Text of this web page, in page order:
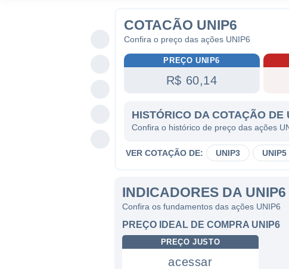
COTACÃO UNIP6
Confira o preço das ações UNIP6
PREÇO UNIP6
R$ 60,14
HISTÓRICO DA COTAÇÃO DE
Confira o histórico de preço das ações
VER COTAÇÃO DE: UNIP3 UNIP5
INDICADORES DA UNIP6
Confira os fundamentos das ações UNIP6
PREÇO IDEAL DE COMPRA UNIP6
PREÇO JUSTO
acessar